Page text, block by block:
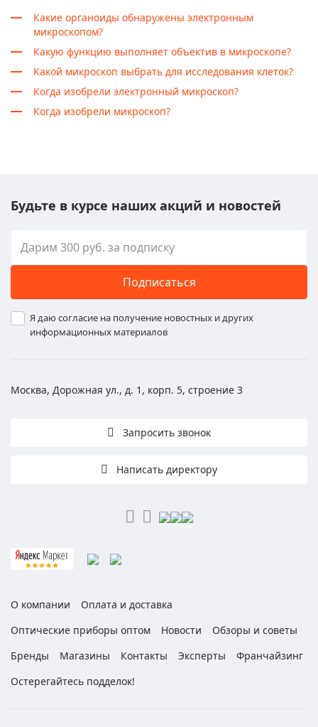
Какие органоиды обнаружены электронным
микроскопом?
Какую функцию выполняет объектив в микроскопе?
Какой микроскоп выбрать для исследования клеток?
Когда изобрели электронный микроскоп?
Когда изобрели микроскоп?
Будьте в курсе наших акций и новостей
Подписаться
Я даю согласие на получение новостных и других
информационных материалов
Москва, Дорожная ул., д. 1, корп. 5, строение 3
Запросить звонок
Написать директору
О компании
Оплата и доставка
Оптические приборы оптом
Новости
Обзоры и советы
Бренды
Магазины Контакты Эксперты
Франчайзинг
Остерегайтесь подделок!